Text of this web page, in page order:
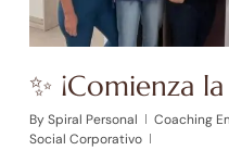
✨ ¡Comienza
BySpiral Personal Coaching
Social Corporativo